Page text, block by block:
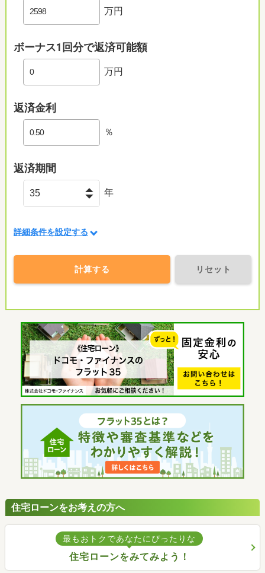
万円
ボーナス1回分で返済可能額
万円
返済金利
％
返済期間
年
詳細条件を設定する
計算する リセット
住宅ローンをお考えの方へ
最もおトクであなたにぴったりな
住宅ローンをみてみよう！